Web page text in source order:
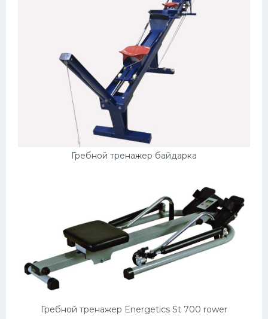
Гребной тренажер байдарка
Гребной тренажер Energetics St 700 rower